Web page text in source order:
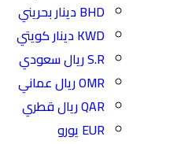
BHD دينار بحريني
KWD دينار كويتي
S.R ريال سعودي
OMR ريال عماني
QAR ريال قطري
EUR يورو